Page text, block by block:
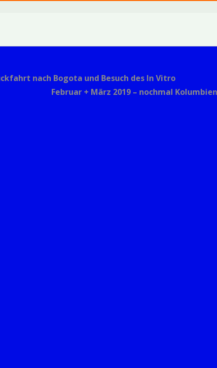
nach Bogota und Besuch des In Vitro
Februar + März 2019 – nochmal Kolumbien